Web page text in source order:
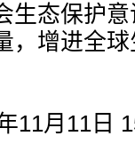
生态保护
，增进全
11月11日